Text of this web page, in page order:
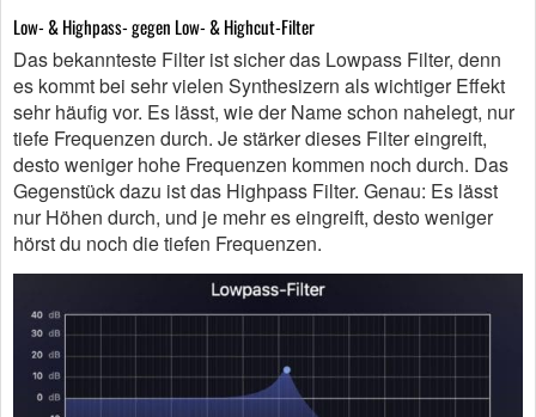
Low- & Highpass- gegen Low- & Highcut-Filter
Das bekannteste Filter ist sicher das Lowpass Filter, denn
es kommt bei sehr vielen Synthesizern als wichtiger Effekt
sehr häufig vor. Es lässt, wie der Name schon nahelegt, nur
tiefe Frequenzen durch. Je stärker dieses Filter eingreift,
desto weniger hohe Frequenzen kommen noch durch. Das
Gegenstück dazu ist das Highpass Filter. Genau: Es lässt
nur Höhen durch, und je mehr es eingreift, desto weniger
hörst du noch die tiefen Frequenzen.